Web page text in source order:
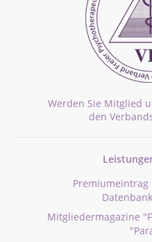
Werden Sie Mitglied
den
Mitgliedermagazine